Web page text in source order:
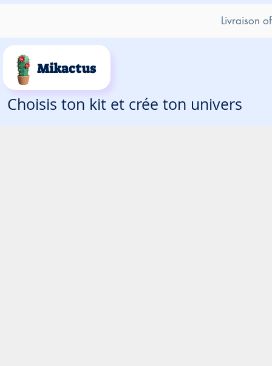
Livraison
Mikactus
Choisis ton kit et crée ton univers